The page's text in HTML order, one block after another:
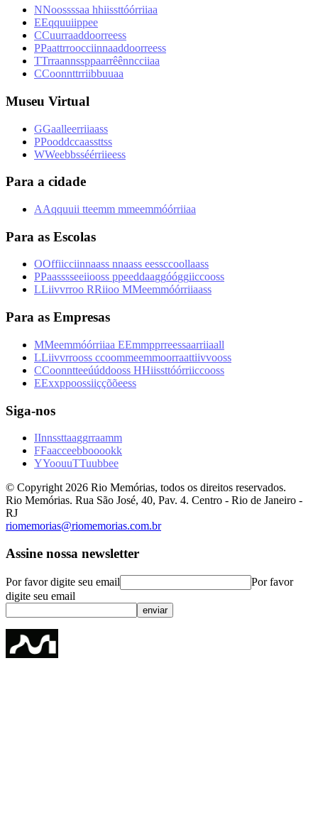
NNoossssaa hhiissttóórriiaa
EEqquuiippee
CCuurraaddoorreess
PPaattrroocciinnaaddoorreess
TTrraannssppaarrêênncciiaa
CCoonnttrriibbuuaa
Museu Virtual
GGaalleerriiaass
PPooddccaassttss
WWeebbsséérriieess
Para a cidade
AAqquuii tteemm mmeemmóórriiaa
Para as Escolas
OOffiicciinnaass nnaass eessccoollaass
PPaasssseeiiooss ppeeddaaggóóggiiccooss
LLiivvrroo RRiioo MMeemmóórriiaass
Para as Empresas
MMeemmóórriiaa EEmmpprreessaarriiaall
LLiivvrrooss ccoommeemmoorraattiivvooss
CCoonntteeúúddooss HHiissttóórriiccooss
EExxppoossiiççõõeess
Siga-nos
IInnssttaaggrraamm
FFaacceebbooookk
YYoouuTTuubbee
© Copyright 2026 Rio Memórias, todos os direitos reservados.
Rio Memórias. Rua São José, 40, Pav. 4. Centro - Rio de Janeiro -
RJ
riomemorias@riomemorias.com.br
Assine nossa newsletter
Por favor digite seu email
Por favor
digite seu email
enviar